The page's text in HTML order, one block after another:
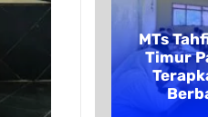
MTs
Timur